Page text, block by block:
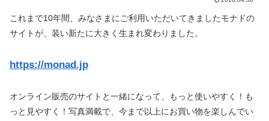
これまで10年間、みなさまにご利用いただいてきましたモナドの
サイトが、装い新たに大きく生まれ変わりました。
https://monad.jp
オンライン販売のサイトと一緒になって、もっと使いやすく！も
っと見やすく！写真満載で、今まで以上にお買い物を楽しんでい